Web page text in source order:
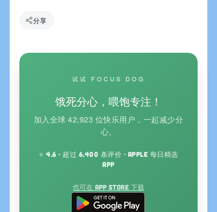
分享
试试 FOCUS DOG
饿死分心，喂饱专注！
加入全球 42,923 位快乐用户，一起减少分
心。
⭐ 4.6 · 超过 6,400 条评价 · Apple 每日精选
App
也可在 App Store 下载